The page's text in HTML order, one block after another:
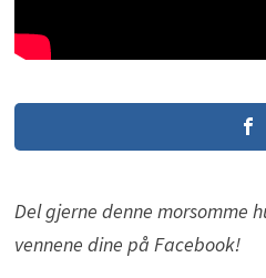
Del gjerne denne morsomme
vennene dine på Facebook!